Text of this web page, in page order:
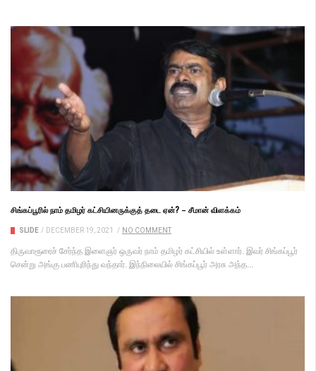
சிங்கப்பூரில் நாம் தமிழர் கட்சியினருக்குத் தடை ஏன்? – சீமான் விளக்கம்
SLIDE / DECEMBER 19, 2021 / NO COMMENT
திருவாரூரைச் சேர்ந்த இளைஞர் ஒருவர் நாம் தமிழர் கட்சியில் உள்ளார். இவர் சிங்கப்பூர்
சென்று அங்கு பணிபுரிந்து வந்தார். இந்நிலையில் சிங்கப்பூர் அரசு அந்த...